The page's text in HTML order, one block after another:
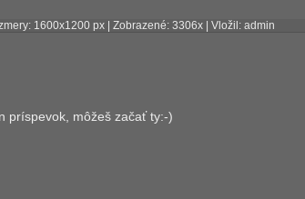
1600x1200 px | Zobrazené: 3306x | Vložil: admin
príspevok, môžeš začať ty:-)